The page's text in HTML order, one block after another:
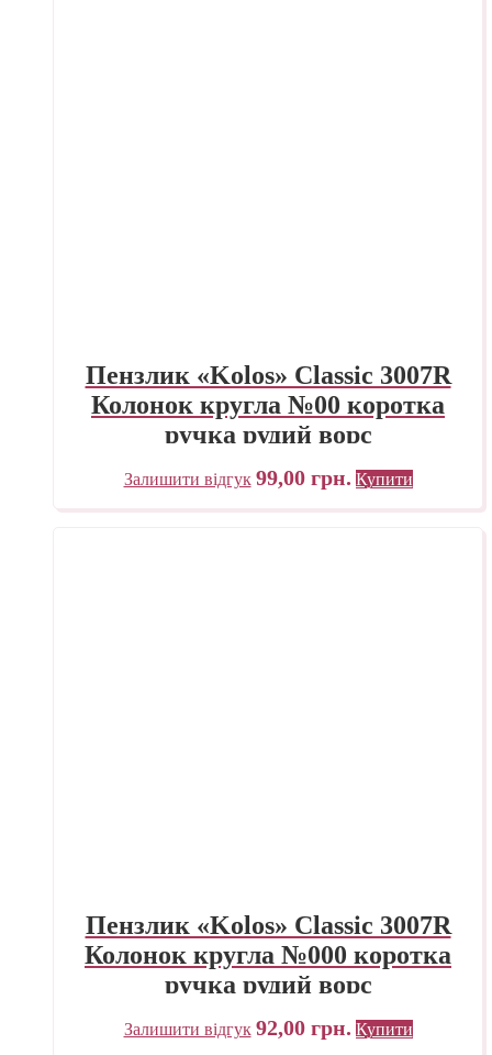
Пензлик «Kolos» Classic 3007R
Колонок кругла №00 коротка
ручка рудий ворс
Залишити відгук 99,00 грн. Купити
Пензлик «Kolos» Classic 3007R
Колонок кругла №000 коротка
ручка рудий ворс
Залишити відгук 92,00 грн. Купити